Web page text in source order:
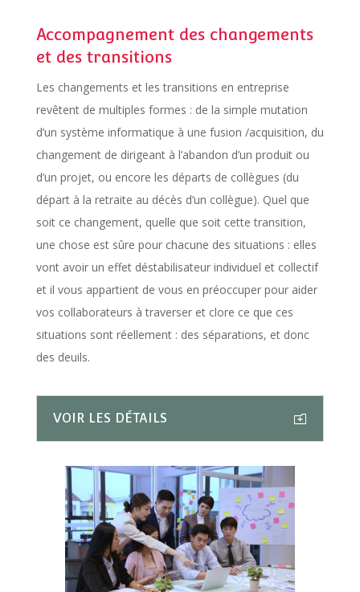
Accompagnement des changements
et des transitions
Les changements et les transitions en entreprise
revêtent de multiples formes : de la simple mutation
d’un système informatique à une fusion /acquisition, du
changement de dirigeant à l’abandon d’un produit ou
d’un projet, ou encore les départs de collègues (du
départ à la retraite au décès d’un collègue). Quel que
soit ce changement, quelle que soit cette transition,
une chose est sûre pour chacune des situations : elles
vont avoir un effet déstabilisateur individuel et collectif
et il vous appartient de vous en préoccuper pour aider
vos collaborateurs à traverser et clore ce que ces
situations sont réellement : des séparations, et donc
des deuils.
VOIR LES DÉTAILS